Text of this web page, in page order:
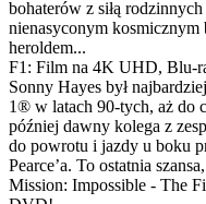
bohaterów z siłą
nienasyconym
heroldem...
F1: Film na 4K UHD, Blu-
Sonny Hayes był
1® w latach 90-tych, aż do
później dawny kolega z
do powrotu i jazdy u boku
Pearce’a. To ostatnia
Mission: Impossible - The